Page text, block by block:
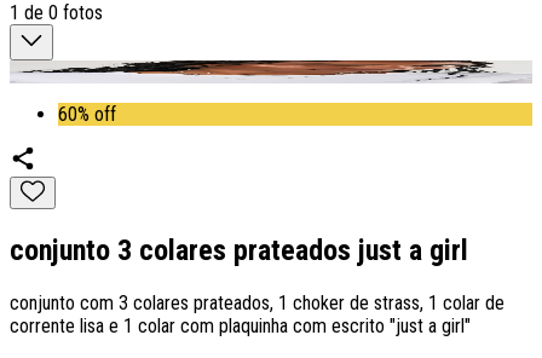
1 de 0 fotos
60% off
conjunto 3 colares prateados just a girl
conjunto com 3 colares prateados, 1 choker de strass, 1 colar de
corrente lisa e 1 colar com plaquinha com escrito "just a girl"